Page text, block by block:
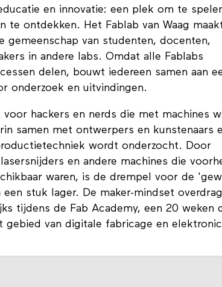
en innovatie: een plek om te
te ontdekken. Het Fablab van Waag
gemeenschap van studenten, docenten,
in andere labs. Omdat alle Fablabs
delen, bouwt iedereen samen aan
onderzoek en uitvindingen.
hackers en nerds die met machines
samen met ontwerpers en kunstenaars
wordt onderzocht. Door
en andere machines die
waren, is de drempel voor de
stuk lager. De maker-mindset
tijdens de Fab Academy, een 20 weken
van digitale fabricage en